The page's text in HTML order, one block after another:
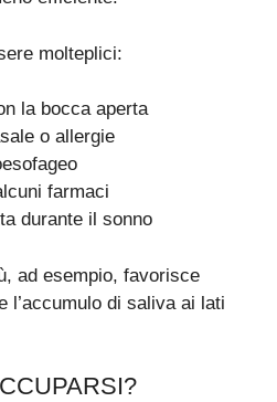
molteplici:
la bocca aperta
o allergie
farmaci
durante il sonno
ad esempio, favorisce
l’accumulo di saliva ai lati